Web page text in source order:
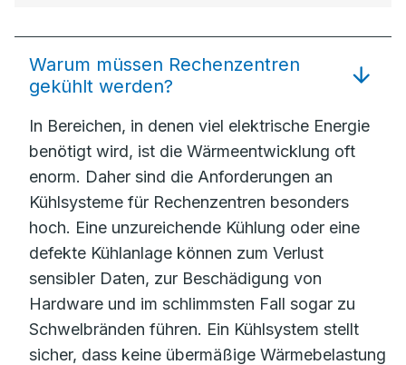
Warum müssen Rechenzentren
gekühlt werden?
In Bereichen, in denen viel elektrische Energie
benötigt wird, ist die Wärmeentwicklung oft
enorm. Daher sind die Anforderungen an
Kühlsysteme für Rechenzentren besonders
hoch. Eine unzureichende Kühlung oder eine
defekte Kühlanlage können zum Verlust
sensibler Daten, zur Beschädigung von
Hardware und im schlimmsten Fall sogar zu
Schwelbränden führen. Ein Kühlsystem stellt
sicher, dass keine übermäßige Wärmebelastung